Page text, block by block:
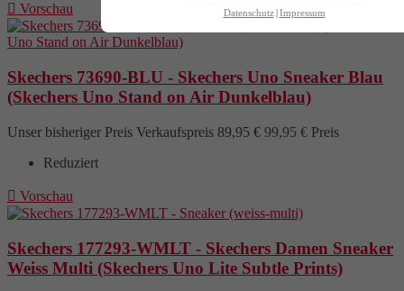
Datenschutz Impressum
 Vorschau
Skechers 73690-BLU - Skechers Uno Sneaker Blau
(Skechers Uno Stand on Air Dunkelblau)
Unser bisheriger Preis Verkaufspreis 89,95 € 99,95 € Preis
Reduziert
 Vorschau
Skechers 177293-WMLT - Skechers Damen Sneaker
Weiss Multi (Skechers Uno Lite Subtle Prints)